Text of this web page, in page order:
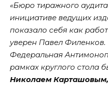
«Бюро тиражного
инициативе ведущих
показало себя как
уверен Павел Филенков.
Федеральная
рамках круглого стола
Николаем